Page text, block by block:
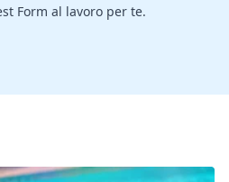
Form al lavoro per te.